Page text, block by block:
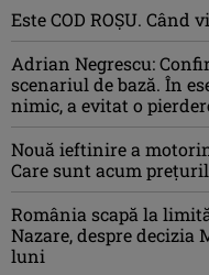
Este COD ROŞU.
Adrian Negrescu:
scenariul de bază. În
nimic, a evitat o
Nouă ieftinire a
Care sunt acum
România scapă la
Nazare, despre decizia
luni